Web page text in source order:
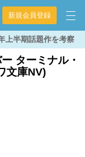
新規会員登録
上半期話題作を考察
ターミナル・
文庫NV)